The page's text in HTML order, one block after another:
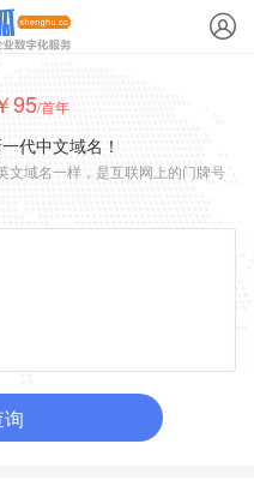
95/首年
代中文域名！
文域名一样，是互联网上的门牌号